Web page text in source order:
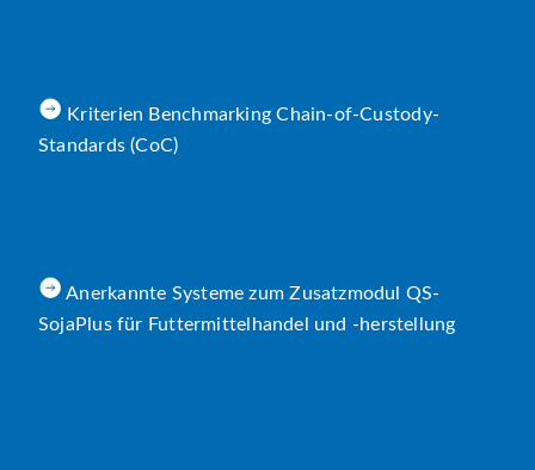
Kriterien Benchmarking Chain-of-Custody-
Standards (CoC)
Anerkannte Systeme zum Zusatzmodul QS-
SojaPlus für Futtermittelhandel und -herstellung